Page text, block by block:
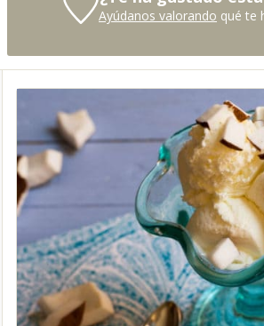
Ayúdanos valorando qué te